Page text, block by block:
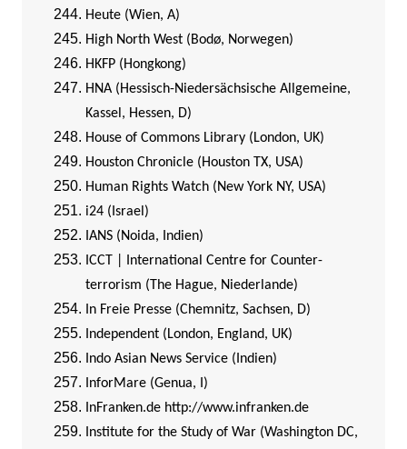
Heute (Wien, A)
High North West (Bodø, Norwegen)
HKFP (Hongkong)
HNA (Hessisch-Niedersächsische Allgemeine,
Kassel, Hessen, D)
House of Commons Library (London, UK)
Houston Chronicle (Houston TX, USA)
Human Rights Watch (New York NY, USA)
i24 (Israel)
IANS (Noida, Indien)
ICCT | International Centre for Counter-
terrorism (The Hague, Niederlande)
In Freie Presse (Chemnitz, Sachsen, D)
Independent (London, England, UK)
Indo Asian News Service (Indien)
InforMare (Genua, I)
InFranken.de http://www.infranken.de
Institute for the Study of War (Washington DC,